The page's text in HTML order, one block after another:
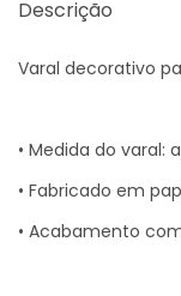
Descrição
Varal decorativo
• Medida do varal:
• Fabricado em
• Acabamento